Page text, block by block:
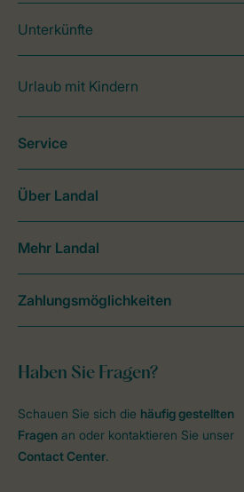
Unterkünfte
Urlaub mit Kindern
Haben Sie Fragen?
Schauen Sie sich die häufig gestellten
Fragen an oder kontaktieren Sie unser
Contact Center.
Service
Über Landal
Mehr Landal
Zahlungsmöglichkeiten